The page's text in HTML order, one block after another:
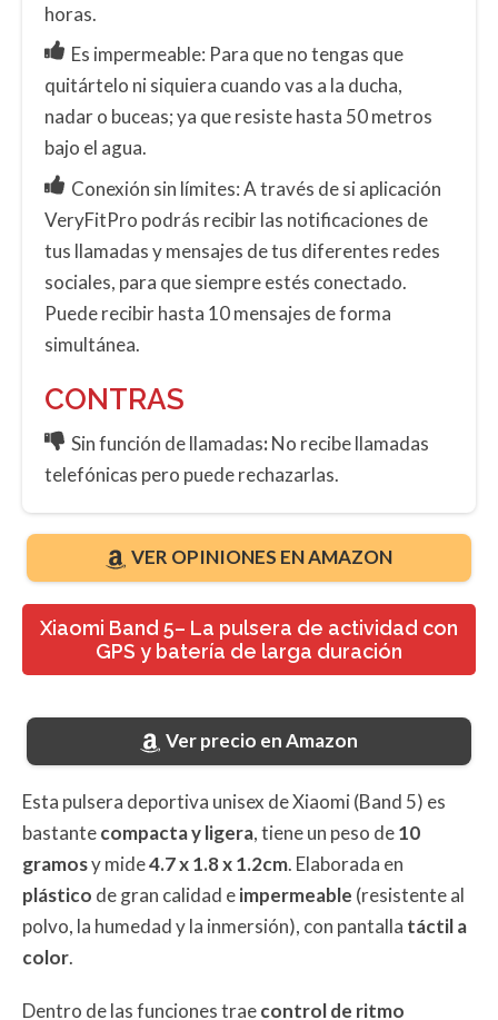
horas.
Es impermeable: Para que no tengas que
quitártelo ni siquiera cuando vas a la ducha,
nadar o buceas; ya que resiste hasta 50 metros
bajo el agua.
Conexión sin límites: A través de si aplicación
VeryFitPro podrás recibir las notificaciones de
tus llamadas y mensajes de tus diferentes redes
sociales, para que siempre estés conectado.
Puede recibir hasta 10 mensajes de forma
simultánea.
CONTRAS
Sin función de llamadas:No recibe llamadas
telefónicas pero puede rechazarlas.
VER OPINIONES EN AMAZON
Xiaomi Band 5– La pulsera de actividad con
GPS y batería de larga duración
Ver precio en Amazon
Esta pulsera deportiva unisex de Xiaomi (Band 5) es
bastantecompacta y ligera, tiene un peso de10
gramosy mide4.7 x 1.8 x 1.2cm. Elaborada en
plástico de gran calidad eimpermeable (resistente al
polvo, la humedad y la inmersión), con pantalla táctil a
color.
Dentro de las funciones traecontrol de ritmo